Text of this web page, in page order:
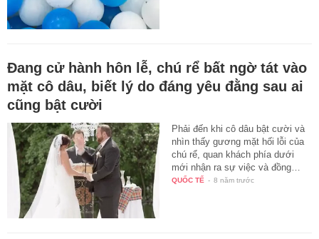
Đang cử hành hôn lễ, chú rể bất ngờ tát vào
mặt cô dâu, biết lý do đáng yêu đằng sau ai
cũng bật cười
Phải đến khi cô dâu bật cười và
nhìn thấy gương mặt hối lỗi của
chú rể, quan khách phía dưới
mới nhận ra sự việc và đồng…
QUỐC TẾ - 8 năm trước